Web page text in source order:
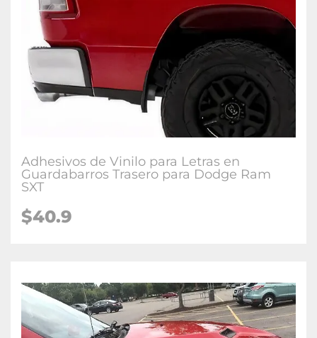
Adhesivos de Vinilo para Letras en
Guardabarros Trasero para Dodge Ram
SXT
$40.9